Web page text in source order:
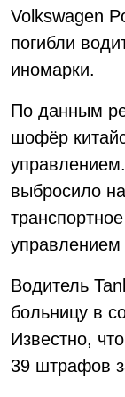
Volkswagen
погибли
иномарки.
По данным
шофёр
выбросило
управлением
Водитель
больницу в
Известно,
39 штрафов